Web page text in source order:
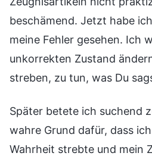
beschämend. Jetzt habe
meine Fehler gesehen. Ich
unkorrekten Zustand
streben, zu tun, was Du
Später betete ich suchend
wahre Grund dafür, dass
Wahrheit strebte und mein